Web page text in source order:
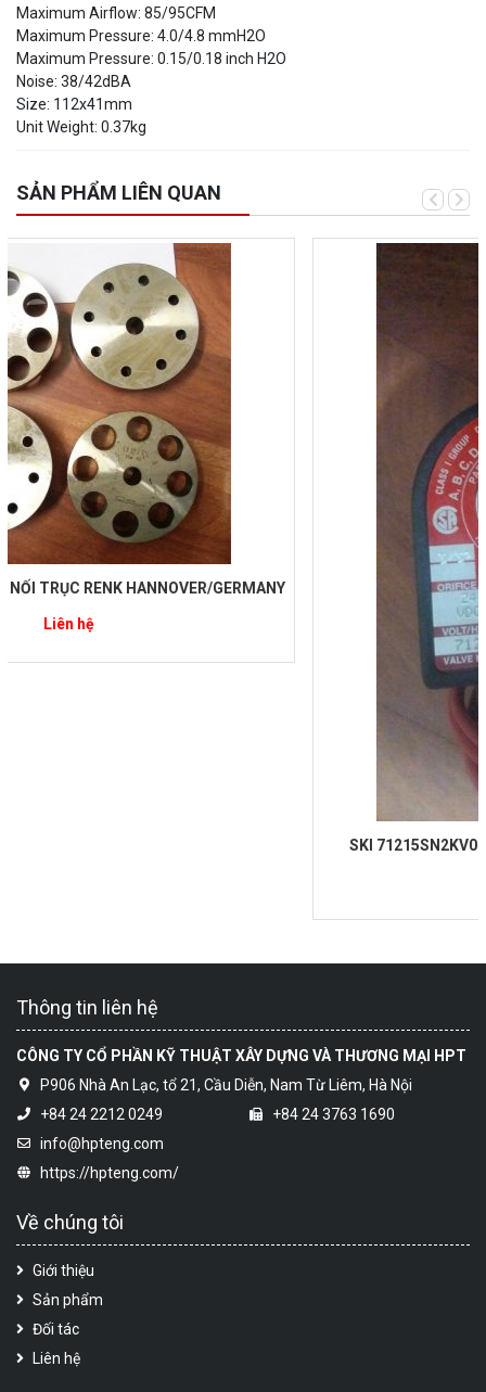
Maximum Airflow: 85/95CFM
Maximum Pressure: 4.0/4.8 mmH2O
Maximum Pressure: 0.15/0.18 inch H2O
Noise: 38/42dBA
Size: 112x41mm
Unit Weight: 0.37kg
SẢN PHẨM LIÊN QUAN
SKI 71215SN2KV00N0H222C2 – VAN ĐIỆN TỪ PARKER
Thông tin liên hệ
CÔNG TY CỔ PHẦN KỸ THUẬT XÂY DỰNG VÀ THƯƠNG MẠI HPT
P906 Nhà An Lạc, tổ 21, Cầu Diễn, Nam Từ Liêm, Hà Nội
+84 24 2212 0249
+84 24 3763 1690
info@hpteng.com
https://hpteng.com/
Về chúng tôi
Giới thiệu
Sản phẩm
Đối tác
Liên hệ